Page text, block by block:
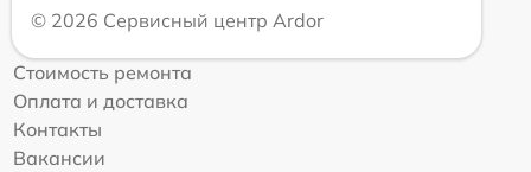
© 2026 Сервисный центр Ardor
Стоимость ремонта
Оплата и доставка
Контакты
Вакансии